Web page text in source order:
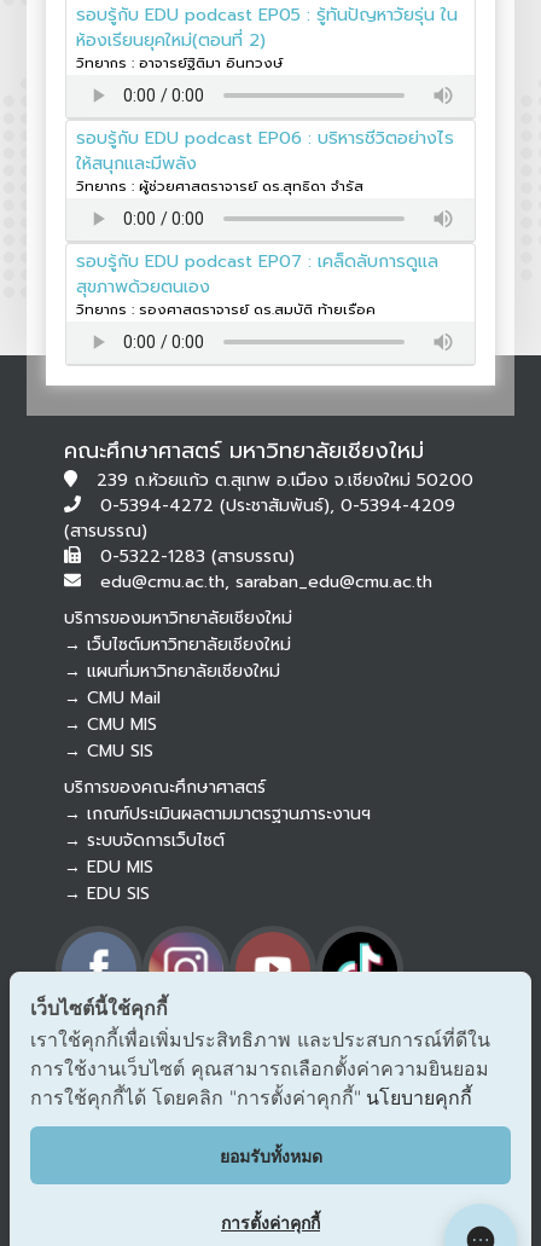
รอบรู้กับ EDU podcast EP05 : รู้ทันปัญหาวัยรุ่น ใน
ห้องเรียนยุคใหม่(ตอนที่ 2)
วิทยากร : อาจารย์ฐิติมา อินทวงษ์
รอบรู้กับ EDU podcast EP06 : บริหารชีวิตอย่างไร
ให้สนุกและมีพลัง
วิทยากร : ผู้ช่วยศาสตราจารย์ ดร.สุทธิดา จำรัส
รอบรู้กับ EDU podcast EP07 : เคล็ดลับการดูแล
สุขภาพด้วยตนเอง
วิทยากร : รองศาสตราจารย์ ดร.สมบัติ ท้ายเรือค
คณะศึกษาศาสตร์ มหาวิทยาลัยเชียงใหม่
239 ถ.ห้วยแก้ว ต.สุเทพ อ.เมือง จ.เชียงใหม่ 50200
0-5394-4272 (ประชาสัมพันธ์), 0-5394-4209
(สารบรรณ)
0-5322-1283 (สารบรรณ)
edu@cmu.ac.th, saraban_edu@cmu.ac.th
บริการของมหาวิทยาลัยเชียงใหม่
→ เว็บไซต์มหาวิทยาลัยเชียงใหม่
→ แผนที่มหาวิทยาลัยเชียงใหม่
→ CMU Mail
→ CMU MIS
→ CMU SIS
บริการของคณะศึกษาศาสตร์
→ เกณฑ์ประเมินผลตามมาตรฐานภาระงานฯ
→ ระบบจัดการเว็บไซต์
→ EDU MIS
→ EDU SIS
→ ร้องเรียนทุจริตและประพฤติมิชอบ
→ แจ้งเรื่องร้องออนไลน์ สำนักงาน ป.ป.ช.
→ รับเรื่องร้องเรียน/แจ้งเบาะแส สำนักงาน ป.ป.ท.
EDU VOC
แสดงความคิดเห็น/ข้อเสนอแนะ
Botnoi Assistant
Connecting…
เว็บไซต์นี้ใช้คุกกี้
เราใช้คุกกี้เพื่อเพิ่มประสิทธิภาพ และประสบการณ์ที่ดีใน
การใช้งานเว็บไซต์ คุณสามารถเลือกตั้งค่าความยินยอม
การใช้คุกกี้ได้ โดยคลิก "การตั้งค่าคุกกี้" นโยบายคุกกี้
ยอมรับทั้งหมด
การตั้งค่าคุกกี้